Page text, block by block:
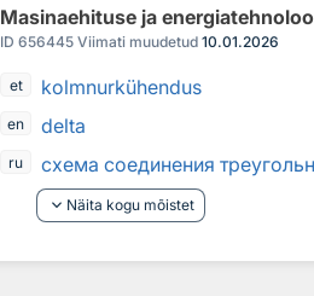
Masinaehituse ja
ID 656445 Viimati muudetud 10.01.2026
et kolmnurkühendus
en delta
ru
схема соединения
keyboard_arrow_down Näita kogu mõistet